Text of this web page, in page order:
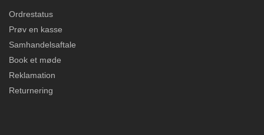
Ordrestatus
Prøv en kasse
Samhandelsaftale
Book et møde
Reklamation
Returnering